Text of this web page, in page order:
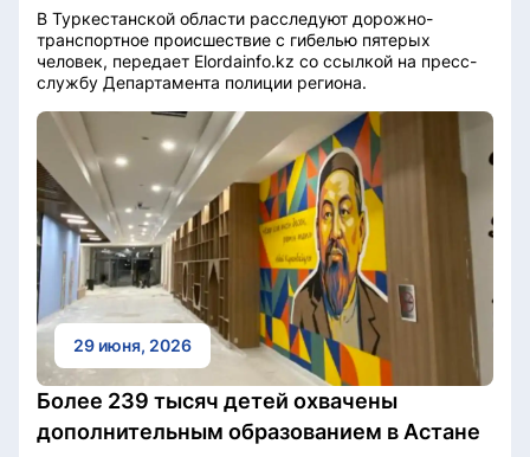
В Туркестанской области расследуют дорожно-
транспортное происшествие с гибелью пятерых
человек, передает Elordainfo.kz со ссылкой на пресс-
службу Департамента полиции региона.
29 июня, 2026
Более 239 тысяч детей охвачены
дополнительным образованием в Астане